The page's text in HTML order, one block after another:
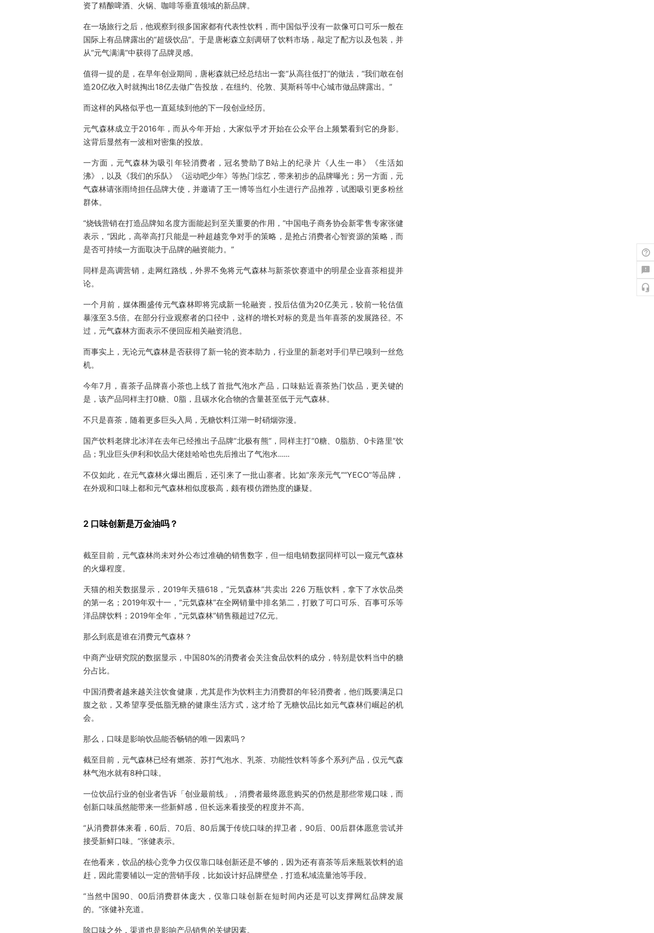
资了精酿啤酒、火锅、咖啡等垂直领域的新品牌。
在一场旅行之后，他观察到很多国家都有代表性饮料，而中国似乎没有一款像可口可乐一般在
国际上有品牌露出的“超级饮品”。于是唐彬森立刻调研了饮料市场，敲定了配方以及包装，并
从“元气满满”中获得了品牌灵感。
值得一提的是，在早年创业期间，唐彬森就已经总结出一套“从高往低打”的做法，“我们敢在创
造20亿收入时就掏出18亿去做广告投放，在纽约、伦敦、莫斯科等中心城市做品牌露出。”
而这样的风格似乎也一直延续到他的下一段创业经历。
元气森林成立于2016年，而从今年开始，大家似乎才开始在公众平台上频繁看到它的身影。
这背后显然有一波相对密集的投放。
一方面，元气森林为吸引年轻消费者，冠名赞助了B站上的纪录片《人生一串》《生活如
沸》，以及《我们的乐队》《运动吧少年》等热门综艺，带来初步的品牌曝光；另一方面，元
气森林请张雨绮担任品牌大使，并邀请了王一博等当红小生进行产品推荐，试图吸引更多粉丝
群体。
“烧钱营销在打造品牌知名度方面能起到至关重要的作用，”中国电子商务协会新零售专家张健
表示，“因此，高举高打只能是一种超越竞争对手的策略，是抢占消费者心智资源的策略，而
是否可持续一方面取决于品牌的融资能力。”
同样是高调营销，走网红路线，外界不免将元气森林与新茶饮赛道中的明星企业喜茶相提并
论。
一个月前，媒体圈盛传元气森林即将完成新一轮融资，投后估值为20亿美元，较前一轮估值
暴涨至3.5倍。在部分行业观察者的口径中，这样的增长对标的竟是当年喜茶的发展路径。不
过，元气森林方面表示不便回应相关融资消息。
而事实上，无论元气森林是否获得了新一轮的资本助力，行业里的新老对手们早已嗅到一丝危
机。
今年7月，喜茶子品牌喜小茶也上线了首批气泡水产品，口味贴近喜茶热门饮品，更关键的
是，该产品同样主打0糖、0脂，且碳水化合物的含量甚至低于元气森林。
不只是喜茶，随着更多巨头入局，无糖饮料江湖一时硝烟弥漫。
国产饮料老牌北冰洋在去年已经推出子品牌“北极有熊”，同样主打“0糖、0脂肪、0卡路里”饮
品；乳业巨头伊利和饮品大佬娃哈哈也先后推出了气泡水......
不仅如此，在元气森林火爆出圈后，还引来了一批山寨者。比如“亲亲元气”“YECO”等品牌，
在外观和口味上都和元气森林相似度极高，颇有模仿蹭热度的嫌疑。
2 口味创新是万金油吗？
截至目前，元气森林尚未对外公布过准确的销售数字，但一组电销数据同样可以一窥元气森林
的火爆程度。
天猫的相关数据显示，2019年天猫618，“元気森林”共卖出 226 万瓶饮料，拿下了水饮品类
的第一名；2019年双十一，“元気森林”在全网销量中排名第二，打败了可口可乐、百事可乐等
洋品牌饮料；2019年全年，“元気森林”销售额超过7亿元。
那么到底是谁在消费元气森林？
中商产业研究院的数据显示，中国80%的消费者会关注食品饮料的成分，特别是饮料当中的糖
分占比。
中国消费者越来越关注饮食健康，尤其是作为饮料主力消费群的年轻消费者，他们既要满足口
腹之欲，又希望享受低脂无糖的健康生活方式，这才给了无糖饮品比如元气森林们崛起的机
会。
那么，口味是影响饮品能否畅销的唯一因素吗？
截至目前，元气森林已经有燃茶、苏打气泡水、乳茶、功能性饮料等多个系列产品，仅元气森
林气泡水就有8种口味。
一位饮品行业的创业者告诉「创业最前线」，消费者最终愿意购买的仍然是那些常规口味，而
创新口味虽然能带来一些新鲜感，但长远来看接受的程度并不高。
“从消费群体来看，60后、70后、80后属于传统口味的捍卫者，90后、00后群体愿意尝试并
接受新鲜口味。”张健表示。
在他看来，饮品的核心竞争力仅仅靠口味创新还是不够的，因为还有喜茶等后来瓶装饮料的追
赶，因此需要辅以一定的营销手段，比如设计好品牌壁垒，打造私域流量池等手段。
“当然中国90、00后消费群体庞大，仅靠口味创新在短时间内还是可以支撑网红品牌发展
的。”张健补充道。
除口味之外，渠道也是影响产品销售的关键因素。